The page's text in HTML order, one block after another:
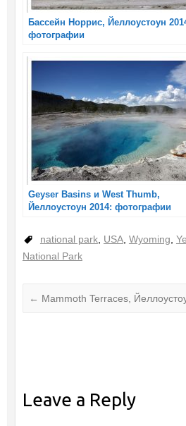
Бассейн Норрис, Йеллоустоун
фотографии
Geyser Basins и West Thumb,
Йеллоустоун 2014: фотографии
national park, USA, Wyoming
National Park
← Mammoth Terraces,
Leave a Reply